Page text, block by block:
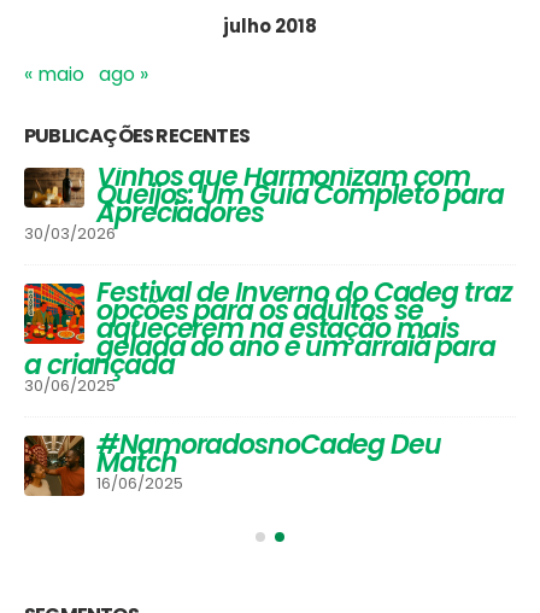
julho 2018
« maio ago »
PUBLICAÇÕES RECENTES
Vinhos que Harmonizam com
Queijos: Um Guia Completo para
Apreciadores
30/03/2026
Festival de Inverno do Cadeg traz
opções para os adultos se
aquecerem na estação mais
gelada do ano e um arraiá para
a criançada
30/06/2025
#NamoradosnoCadeg Deu
Match
16/06/2025